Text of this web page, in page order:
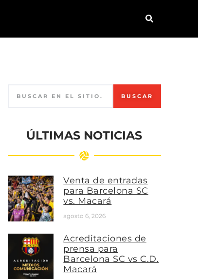
BUSCAR
ÚLTIMAS NOTICIAS
Venta de entradas
para Barcelona SC
vs. Macará
agosto 6, 2026
Acreditaciones de
prensa para
Barcelona SC vs C.D.
Macará